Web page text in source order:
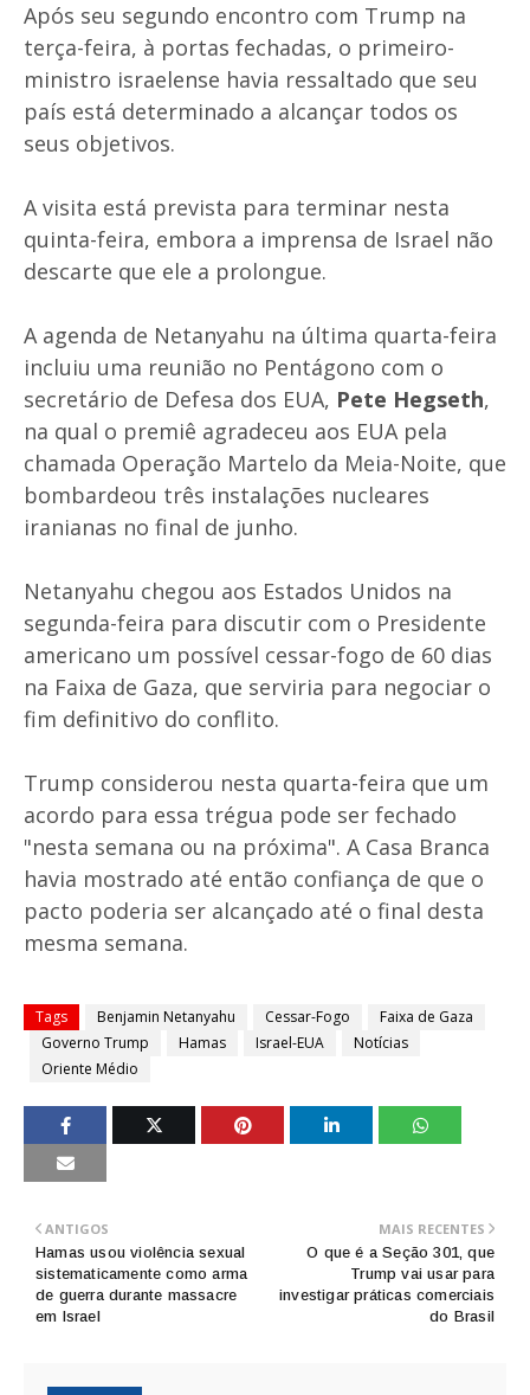
Após seu segundo encontro com Trump na
terça-feira, à portas fechadas, o primeiro-
ministro israelense havia ressaltado que seu
país está determinado a alcançar todos os
seus objetivos.
A visita está prevista para terminar nesta
quinta-feira, embora a imprensa de Israel não
descarte que ele a prolongue.
A agenda de Netanyahu na última quarta-feira
incluiu uma reunião no Pentágono com o
secretário de Defesa dos EUA, Pete Hegseth,
na qual o premiê agradeceu aos EUA pela
chamada Operação Martelo da Meia-Noite, que
bombardeou três instalações nucleares
iranianas no final de junho.
Netanyahu chegou aos Estados Unidos na
segunda-feira para discutir com o Presidente
americano um possível cessar-fogo de 60 dias
na Faixa de Gaza, que serviria para negociar o
fim definitivo do conflito.
Trump considerou nesta quarta-feira que um
acordo para essa trégua pode ser fechado
"nesta semana ou na próxima". A Casa Branca
havia mostrado até então confiança de que o
pacto poderia ser alcançado até o final desta
mesma semana.
Tags Benjamin Netanyahu Cessar-Fogo
Faixa de Gaza
Governo Trump
Hamas Israel-EUA
Notícias
Oriente Médio
MAIS RECENTES
O que é a Seção 301, que
Trump vai usar para
investigar práticas comerciais
do Brasil
ANTIGOS
Hamas usou violência sexual
sistematicamente como arma
de guerra durante massacre
em Israel